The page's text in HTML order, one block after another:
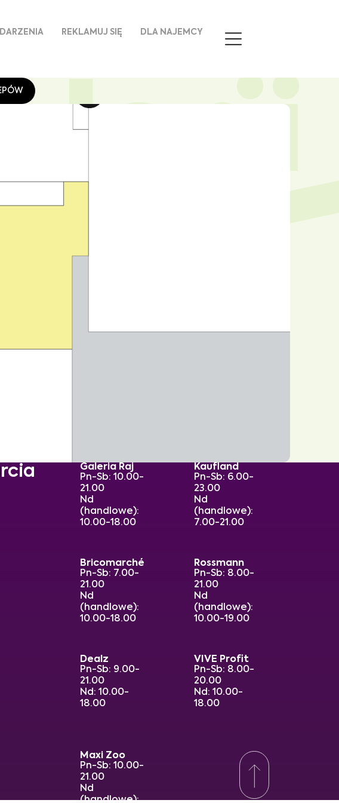
REKLAMUJ SIĘ DLA NAJEMCY
Galeria Raj
Pn-Sb: 10.00-
21.00
Nd
(handlowe):
10.00-18.00
Kaufland
Pn-Sb: 6.00-
23.00
Nd
(handlowe):
7.00-21.00
Bricomarché
Pn-Sb: 7.00-
21.00
Nd
(handlowe):
10.00-18.00
Rossmann
Pn-Sb: 8.00-
21.00
Nd
(handlowe):
10.00-19.00
Dealz
Pn-Sb: 9.00-
21.00
Nd: 10.00-
18.00
VIVE Profit
Pn-Sb: 8.00-
20.00
Nd: 10.00-
18.00
Maxi Zoo
Pn-Sb: 10.00-
21.00
Nd
(handlowe):